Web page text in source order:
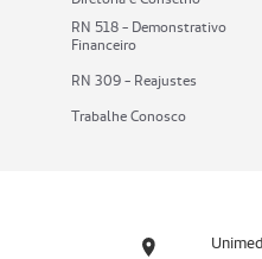
RN 518 - Demonstrativo
Financeiro
RN 309 - Reajustes
Trabalhe Conosco